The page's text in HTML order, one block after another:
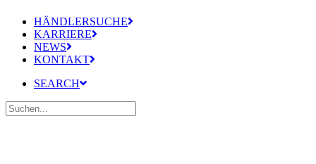
HÄNDLERSUCHE
KARRIERE
NEWS
KONTAKT
SEARCH